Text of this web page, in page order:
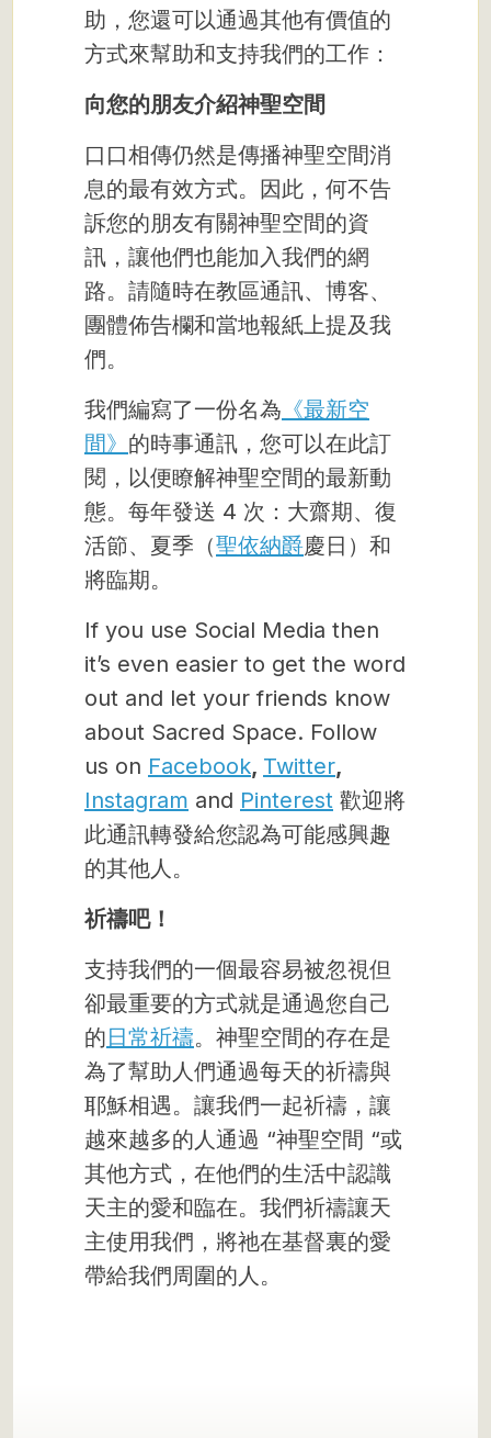
助，您還可以通過其他有價值的
方式來幫助和支持我們的工作：
向您的朋友介紹神聖空間
口口相傳仍然是傳播神聖空間消
息的最有效方式。因此，何不告
訴您的朋友有關神聖空間的資
訊，讓他們也能加入我們的網
路。請隨時在教區通訊、博客、
團體佈告欄和當地報紙上提及我
們。
我們編寫了一份名為 《最新空
間》 的時事通訊，您可以在此訂
閱，以便瞭解神聖空間的最新動
態。每年發送 4 次：大齋期、復
活節、夏季（聖依納爵慶日）和
將臨期。
If you use Social Media then
it’s even easier to get the word
out and let your friends know
about Sacred Space. Follow
us on Facebook, Twitter,
Instagram and Pinterest 歡迎將
此通訊轉發給您認為可能感興趣
的其他人。
祈禱吧！
支持我們的一個最容易被忽視但
卻最重要的方式就是通過您自己
的日常祈禱。神聖空間的存在是
為了幫助人們通過每天的祈禱與
耶穌相遇。讓我們一起祈禱，讓
越來越多的人通過 “神聖空間 “或
其他方式，在他們的生活中認識
天主的愛和臨在。我們祈禱讓天
主使用我們，將祂在基督裏的愛
帶給我們周圍的人。